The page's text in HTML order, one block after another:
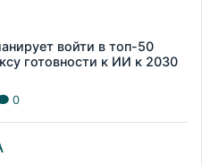
войти в топ-50
готовности к ИИ к 2030
0